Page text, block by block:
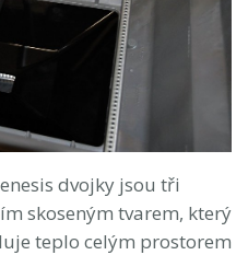
dvojky jsou tři
skoseným tvarem, který
teplo celým prostorem